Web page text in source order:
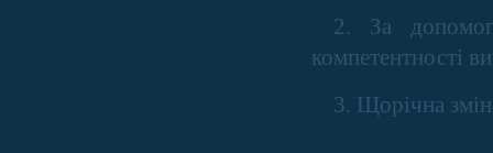
2. За
компетентності
3. Щорічна